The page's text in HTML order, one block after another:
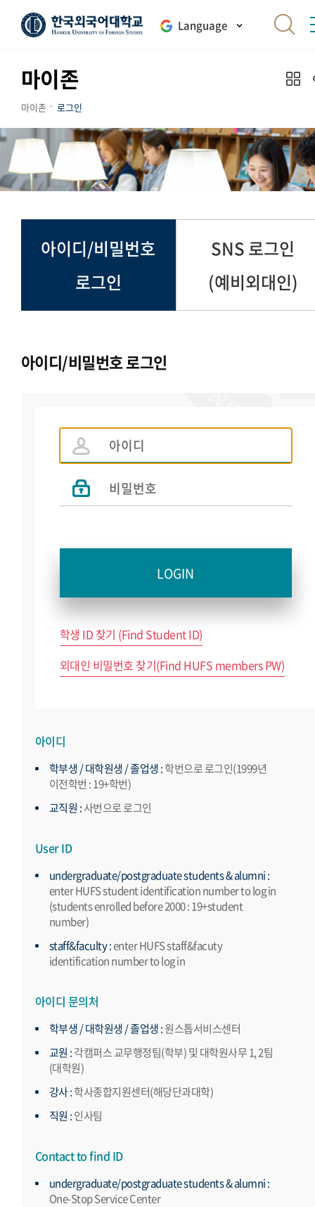
Language
마이존
마이존 로그인
아이디/비밀번호
로그인
SNS 로그인
(예비외대인)
아이디/비밀번호 로그인
학생 ID 찾기 (Find Student ID)
외대인 비밀번호 찾기(Find HUFS members PW)
아이디
학부생 / 대학원생 / 졸업생 :학번으로 로그인(1999년
이전학번 : 19+학번)
교직원 :사번으로 로그인
User ID
undergraduate/postgraduate students & alumni :
enter HUFS student identification number to log in
(students enrolled before 2000 : 19+student
number)
staff&faculty :enter HUFS staff&facuty
identification number to log in
아이디 문의처
학부생 / 대학원생 / 졸업생 :원스톱서비스센터
교원 :각캠퍼스 교무행정팀(학부) 및 대학원사무 1, 2팀
(대학원)
강사 :학사종합지원센터(해당단과대학)
직원 :인사팀
Contact to find ID
undergraduate/postgraduate students & alumni :
One-Stop Service Center